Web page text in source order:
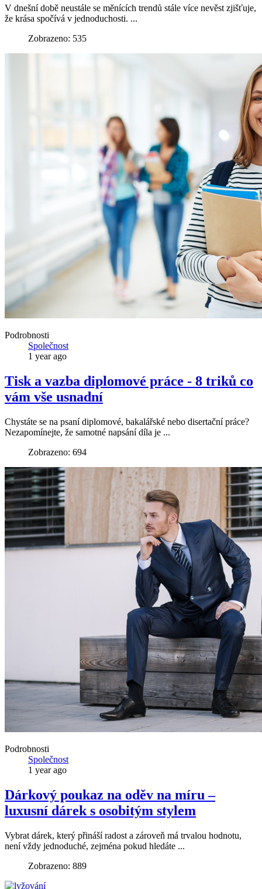
V dnešní době neustále se měnících trendů stále více nevěst zjišťuje,
že krása spočívá v jednoduchosti. ...
Zobrazeno: 535
Podrobnosti
Společnost
1 year ago
Tisk a vazba diplomové práce - 8 triků co
vám vše usnadní
Chystáte se na psaní diplomové, bakalářské nebo disertační práce?
Nezapomínejte, že samotné napsání díla je ...
Zobrazeno: 694
Podrobnosti
Společnost
1 year ago
Dárkový poukaz na oděv na míru –
luxusní dárek s osobitým stylem
Vybrat dárek, který přináší radost a zároveň má trvalou hodnotu,
není vždy jednoduché, zejména pokud hledáte ...
Zobrazeno: 889